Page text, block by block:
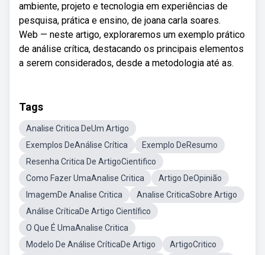
ambiente, projeto e tecnologia em experiências de
pesquisa, prática e ensino, de joana carla soares.
Web — neste artigo, exploraremos um exemplo prático
de análise crítica, destacando os principais elementos
a serem considerados, desde a metodologia até as.
Tags
Analise Critica DeUm Artigo
Exemplos DeAnálise Crítica
Exemplo DeResumo
Resenha Critica De ArtigoCientifico
Como Fazer UmaAnalise Critica
Artigo DeOpinião
ImagemDe Analise Critica
Analise CriticaSobre Artigo
Análise CríticaDe Artigo Científico
O Que É UmaAnalise Critica
Modelo De Análise CríticaDe Artigo
ArtigoCritico